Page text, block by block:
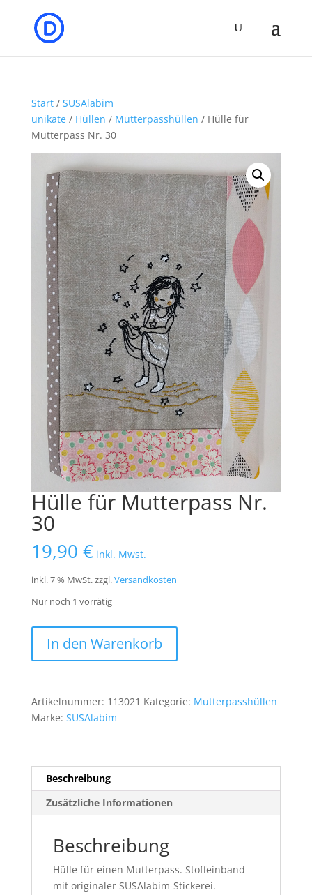
Start/ SUSAlabim
unikate/ Hüllen / Mutterpasshüllen / Hülle für
Mutterpass Nr. 30
Hülle für Mutterpass Nr.
30
19,90 € inkl. Mwst.
inkl. 7 % MwSt.zzgl.Versandkosten
Nur noch 1 vorrätig
Mutterpass
30
Menge
In den Warenkorb
Artikelnummer: 113021 Kategorie: Mutterpasshüllen
Marke: SUSAlabim
Beschreibung
Zusätzliche Informationen
Beschreibung
Hülle für einen Mutterpass. Stoffeinband
mit originaler SUSAlabim-Stickerei.